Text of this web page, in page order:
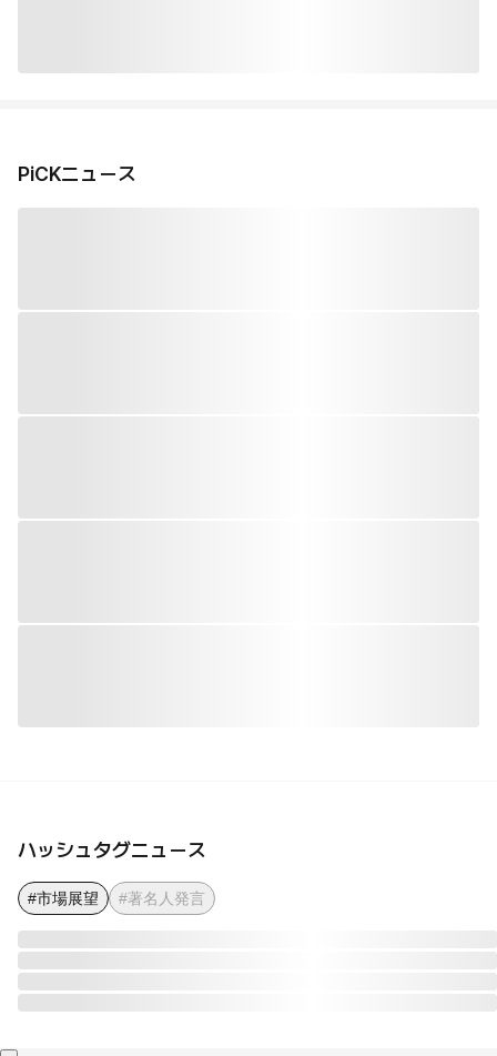
PiCKニュース
ハッシュタグニュース
#市場展望 #著名人発言